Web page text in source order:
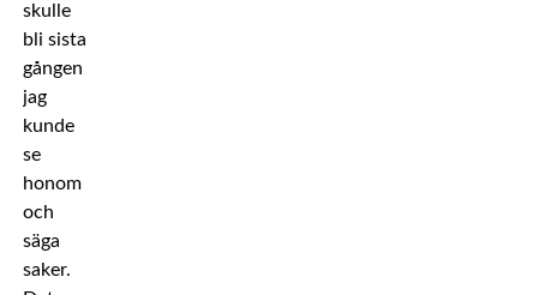
skulle
bli sista
gången
jag
kunde
se
honom
och
säga
saker.